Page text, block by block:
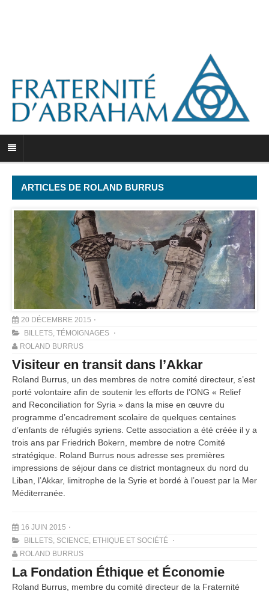
ARTICLES DE ROLAND BURRUS
20 DÉCEMBRE 2015
BILLETS, TÉMOIGNAGES
ROLAND BURRUS
Visiteur en transit dans l’Akkar
Roland Burrus, un des membres de notre comité directeur, s’est
porté volontaire afin de soutenir les efforts de l’ONG « Relief
and Reconciliation for Syria » dans la mise en œuvre du
programme d’encadrement scolaire de quelques centaines
d’enfants de réfugiés syriens. Cette association a été créée il y a
trois ans par Friedrich Bokern, membre de notre Comité
stratégique. Roland Burrus nous adresse ses premières
impressions de séjour dans ce district montagneux du nord du
Liban, l’Akkar, limitrophe de la Syrie et bordé à l’ouest par la Mer
Méditerranée.
16 JUIN 2015
BILLETS, SCIENCE, ETHIQUE ET SOCIÉTÉ
ROLAND BURRUS
La Fondation Éthique et Économie
Roland Burrus, membre du comité directeur de la Fraternité